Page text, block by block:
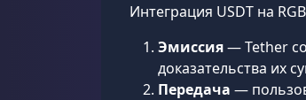
Интеграция USDT на
Эмиссия— Tether
доказательства их
Передача —